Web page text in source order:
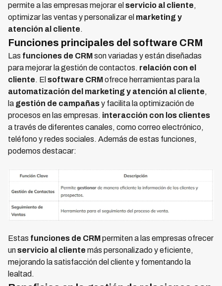
permite a las empresas mejorar el servicio al cliente,
optimizar las ventas y personalizar el marketing y
atención al cliente.
Funciones principales del software CRM
Las funciones de CRMson variadas y están diseñadas
para mejorar la gestión de contactos. relación con el
cliente. El software CRMofrece herramientas para la
automatización del marketing y atención al cliente,
la gestión de campañasy facilita la optimización de
procesos en las empresas. interacción con los clientes
a través de diferentes canales, como correo electrónico,
teléfono y redes sociales. Además de estas funciones,
podemos destacar:
Estas funciones de CRMpermiten a las empresas ofrecer
unservicio al cliente más personalizado y eficiente,
mejorando la satisfacción del cliente y fomentando la
lealtad.